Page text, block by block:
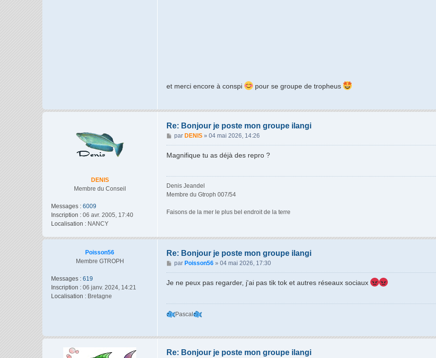
et merci encore à conspi
pour se groupe de tropheus
DENIS
Membre du Conseil
Messages : 6009
Inscription : 06 avr. 2005, 17:40
Localisation : NANCY
Re: Bonjour je poste mon groupe ilangi
M
e
s
e
par DENIS» 04 mai 2026, 14:26
Magnifique tu as déjà des repro ?
Denis Jeandel
Membre du Gtroph 007/54
Faisons de la mer le plus bel endroit de la terre
Poisson56
Membre GTROPH
Messages : 619
Inscription : 06 janv. 2024, 14:21
Localisation : Bretagne
Re: Bonjour je poste mon groupe ilangi
M
e
s
e
par Poisson56» 04 mai 2026, 17:30
Je ne peux pas regarder, j'ai pas tik tok et autres réseaux sociaux
Pascal
Re: Bonjour je poste mon groupe ilangi